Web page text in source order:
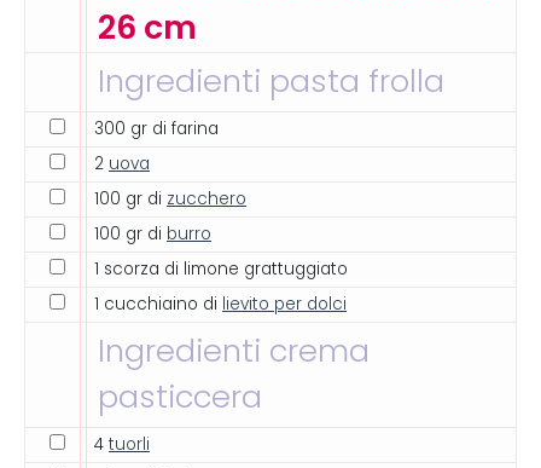
26 cm
Ingredienti pasta frolla
300 gr di farina
2 uova
100 gr di zucchero
100 gr di burro
1 scorza di limone grattuggiato
1 cucchiaino di lievito per dolci
Ingredienti crema
pasticcera
4 tuorli